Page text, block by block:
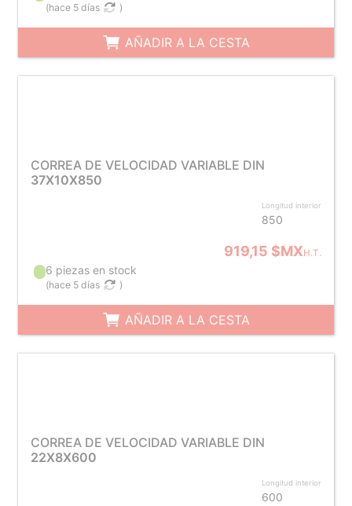
(hace 5 días )
AÑADIR A LA CESTA
CORREA DE VELOCIDAD VARIABLE DIN
37X10X850
Longitud interior
850
919,15 $MXH.T.
6 piezas en stock
(hace 5 días )
AÑADIR A LA CESTA
CORREA DE VELOCIDAD VARIABLE DIN
22X8X600
Longitud interior
600